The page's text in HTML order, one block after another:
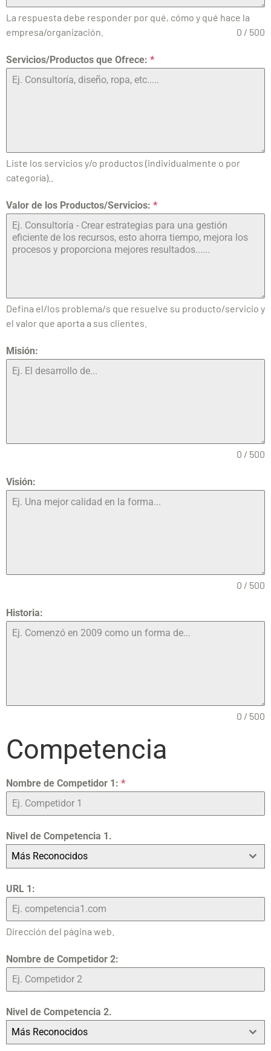
La respuesta debe responder por qué, cómo y qué hace la
empresa/organización.
0 / 500
Servicios/Productos que Ofrece: *
Liste los servicios y/o productos (individualmente o por
categoría)..
Valor de los Productos/Servicios: *
Defina el/los problema/s que resuelve su producto/servicio y
el valor que aporta a sus clientes.
Misión:
0 / 500
Visión:
0 / 500
Historia:
0 / 500
Competencia
Nombre de Competidor 1: *
Nivel de Competencia 1.
Más Reconocidos
URL 1:
Dirección del página web.
Nombre de Competidor 2:
Nivel de Competencia 2.
Más Reconocidos